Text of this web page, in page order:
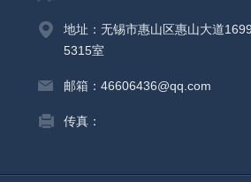
地址：无锡市惠山区惠山大道
5315室
邮箱：46606436@qq.com
传真：